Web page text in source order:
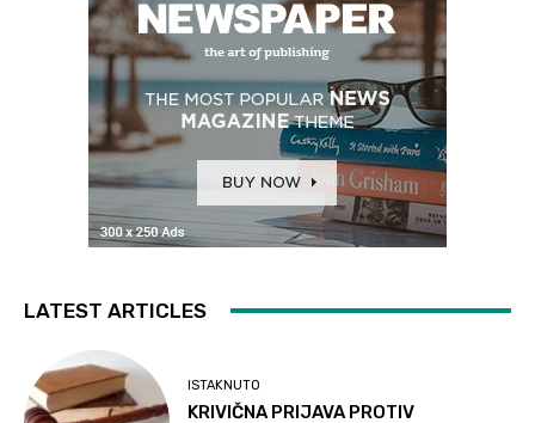
LATEST ARTICLES
ISTAKNUTO
KRIVIČNA PRIJAVA PROTIV